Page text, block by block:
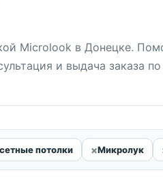
Microlook в Донецке.
и выдача заказа
потолки Микролук